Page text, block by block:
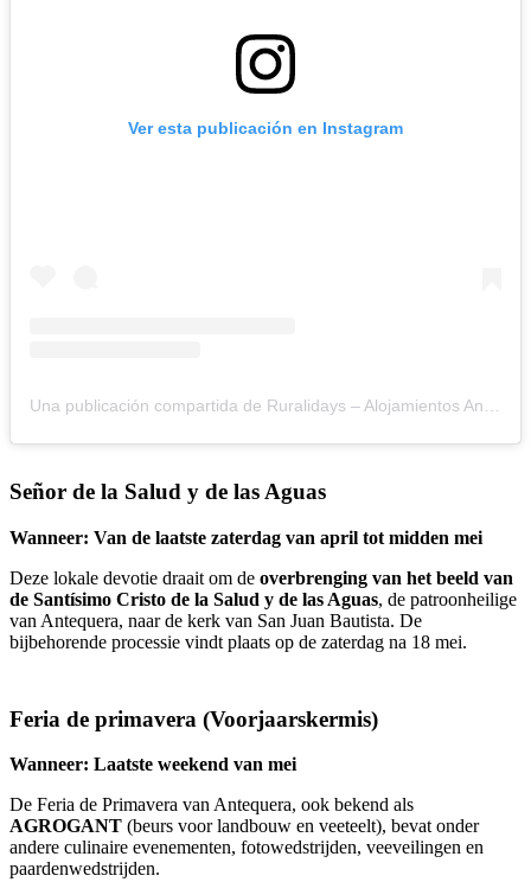
Ver esta publicación en Instagram
Una publicación compartida de Ruralidays – Alojamientos Andalucía (@ruralidays)
Señor de la Salud y de las Aguas
Wanneer: Van de laatste zaterdag van april tot midden mei
Deze lokale devotie draait om de overbrenging van het beeld van
de Santísimo Cristo de la Salud y de las Aguas, de patroonheilige
van Antequera, naar de kerk van San Juan Bautista. De
bijbehorende processie vindt plaats op de zaterdag na 18 mei.
Feria de primavera (Voorjaarskermis)
Wanneer: Laatste weekend van mei
De Feria de Primavera van Antequera, ook bekend als
AGROGANT (beurs voor landbouw en veeteelt), bevat onder
andere culinaire evenementen, fotowedstrijden, veeveilingen en
paardenwedstrijden.